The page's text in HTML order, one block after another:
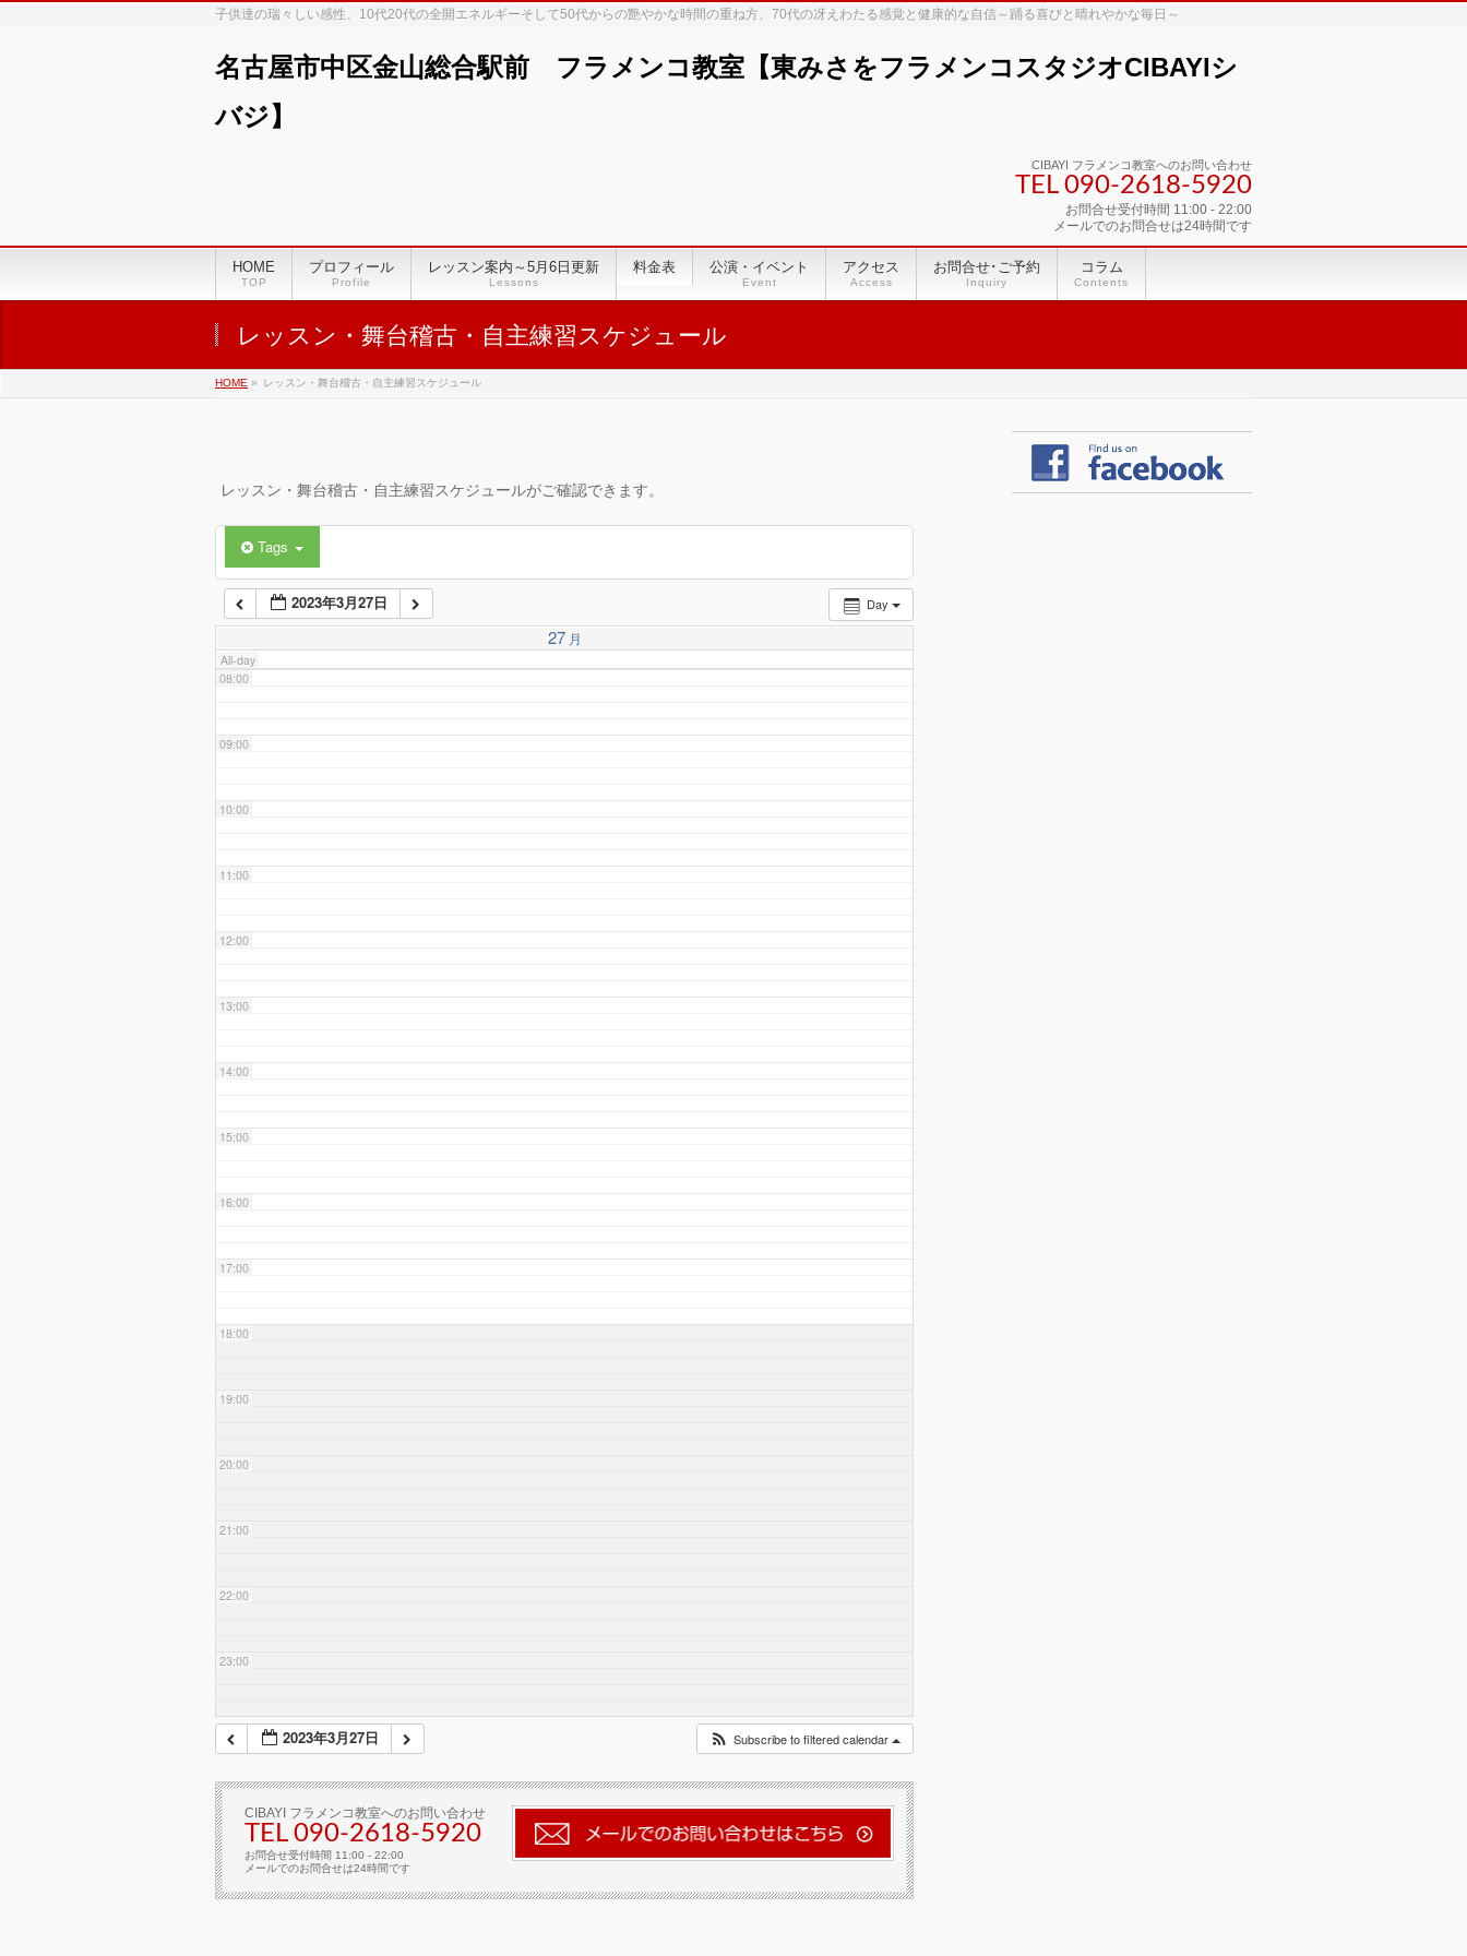
子供達の瑞々しい感性、10代20代の全開エネルギーそして50代からの艶やかな時間の重ね方、70代の冴えわたる感覚と健康的な自信～踊る喜びと晴れやかな毎日～
名古屋市中区金山総合駅前 フラメンコ教室【東みさをフラメンコスタジオCIBAYIシ
バジ】
CIBAYI フラメンコ教室へのお問い合わせ
TEL 090-2618‐5920
お問合せ受付時間 11:00 - 22:00
メールでのお問合せは24時間です
HOME
TOP
プロフィール
Profile
レッスン案内～5月6日更新
Lessons
料金表 公演・イベント
Event
アクセス
Access
お問合せ･ご予約
Inquiry
コラム
Contents
レッスン・舞台稽古・自主練習スケジュール
HOME » レッスン・舞台稽古・自主練習スケジュール
レッスン・舞台稽古・自主練習スケジュールがご確認できます。
Tags
Day
2023年3月27日
27 月
All-day
02:00
03:00
05:00
06:00
07:00
08:00
09:00
10:00
11:00
12:00
13:00
14:00
15:00
16:00
17:00
18:00
19:00
20:00
21:00
22:00
23:00
2023年3月27日 Subscribe to filtered calendar
CIBAYI フラメンコ教室へのお問い合わせ
TEL 090-2618‐5920
お問合せ受付時間 11:00 - 22:00
メールでのお問合せは24時間です